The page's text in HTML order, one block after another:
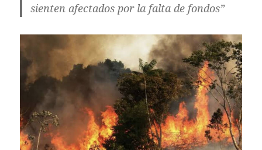
sienten afectados por la falta de fondos”